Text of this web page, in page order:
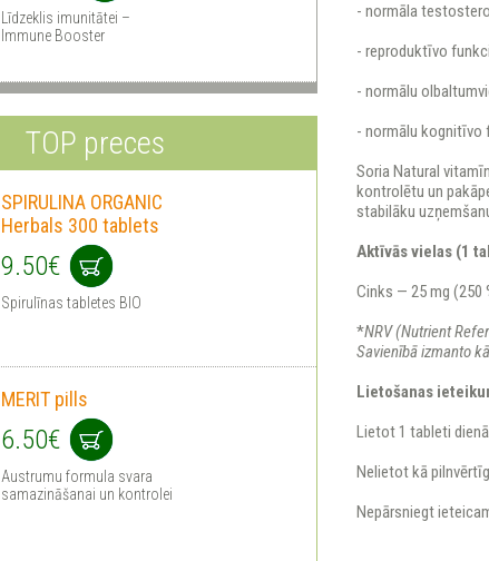
- normāla
- reproduktīvo
- normālu
- normālu kognitīvo
Soria Natural
kontrolētu un
stabilāku
Aktīvās vielas (1
Cinks — 25 mg (250
*NRV (Nutrient
Savienībā izmanto
Lietošanas
Lietot 1 tableti
Nelietot kā
Nepārsniegt
Līdzeklis imunitātei –
Immune Booster
TOP preces
SPIRULINA ORGANIC
Herbals 300 tablets
9.50€
Spirulīnas tabletes BIO
MERIT pills
6.50€
Austrumu formula svara
samazināšanai un kontrolei